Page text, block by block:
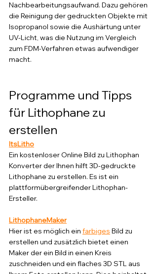
Nachbearbeitungsaufwand. Dazu gehören
die Reinigung der gedruckten Objekte mit
Isopropanol sowie die Aushärtung unter
UV-Licht, was die Nutzung im Vergleich
zum FDM-Verfahren etwas aufwendiger
macht.
Programme und Tipps
für Lithophane zu
erstellen
ItsLitho
Ein kostenloser Online Bild zu Lithophan
Konverter der Ihnen hilft 3D-gedruckte
Lithophane zu erstellen. Es ist ein
plattformübergreifender Lithophan-
Ersteller.
LithophaneMaker
Hier ist es möglich ein farbiges Bild zu
erstellen und zusätzlich bietet einen
Maker der ein Bild in einen Kreis
zuschneiden und ein flaches 3D STL aus